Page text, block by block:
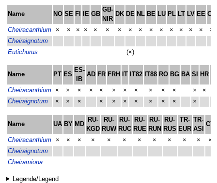
Name NO SE FI IE GB
GB-
NIR
DK DE NL BE LU PL LT LV EE CH
Cheiracanthium × × × × × × × × × × × × × × ×
×
Cheiraignotum
Eutichurus
(×)
Name PT ES
ES-
IB
AD FR FRH IT IT82 IT88 RO BG BA SI HR
Cheiracanthium × × × × × × × × × × × × ×
Cheiraignotum
× × × × × × × × × × ×
Name UA BY MD
RU-
KGD
RU-
RUW
RU-
RUC
RU-
RUE
RU-
RUN
RU-
RUS
TR-
EUR
TR-
ASI
CY
Cheiracanthium × × × × × × × × × × ×
×
Cheiraignotum
Cheiramiona
Legende/Legend